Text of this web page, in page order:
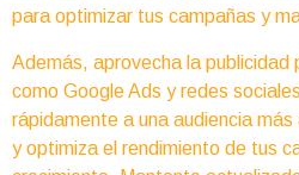
para optimizar tus campañas y
Además, aprovecha la publicidad
como Google Ads y redes
rápidamente a una audiencia
y optimiza el rendimiento de tus